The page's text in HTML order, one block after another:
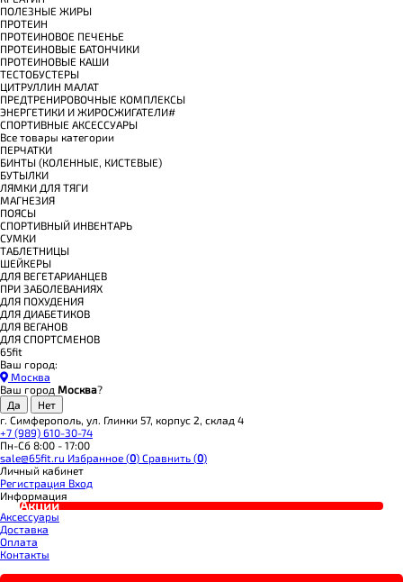
ПОЛЕЗНЫЕ ЖИРЫ
ПРОТЕИН
ПРОТЕИНОВОЕ ПЕЧЕНЬЕ
ПРОТЕИНОВЫЕ БАТОНЧИКИ
ПРОТЕИНОВЫЕ КАШИ
ТЕСТОБУСТЕРЫ
ЦИТРУЛЛИН МАЛАТ
ПРЕДТРЕНИРОВОЧНЫЕ КОМПЛЕКСЫ
ЭНЕРГЕТИКИ И ЖИРОСЖИГАТЕЛИ#
СПОРТИВНЫЕ АКСЕССУАРЫ
Все товары категории
ПЕРЧАТКИ
БИНТЫ (КОЛЕННЫЕ, КИСТЕВЫЕ)
БУТЫЛКИ
ЛЯМКИ ДЛЯ ТЯГИ
МАГНЕЗИЯ
ПОЯСЫ
СПОРТИВНЫЙ ИНВЕНТАРЬ
СУМКИ
ТАБЛЕТНИЦЫ
ШЕЙКЕРЫ
ДЛЯ ВЕГЕТАРИАНЦЕВ
ПРИ ЗАБОЛЕВАНИЯХ
ДЛЯ ПОХУДЕНИЯ
ДЛЯ ДИАБЕТИКОВ
ДЛЯ ВЕГАНОВ
ДЛЯ СПОРТСМЕНОВ
65fit
Ваш город:
Москва
Ваш город Москва?
г. Симферополь, ул. Глинки 57, корпус 2, склад 4
+7 (989) 610-30-74
Пн-Сб 8:00 - 17:00
sale@65fit.ru Избранное (0) Сравнить (0)
Личный кабинет
Регистрация Вход
Информация
Акции
Аксессуары
Доставка
Оплата
Контакты